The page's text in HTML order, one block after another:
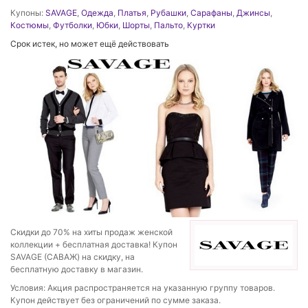
Купоны: SAVAGE, Одежда, Платья, Рубашки, Сарафаны, Джинсы,
Костюмы, Футболки, Юбки, Шорты, Пальто, Куртки
Срок истек, но может ещё действовать
Скидки до 70% на хиты продаж женской
коллекции + бесплатная доставка! Купон
SAVAGE (САВАЖ) на скидку, на
бесплатную доставку в магазин.
Условия: Акция распространяется на указанную группу товаров.
Купон действует без ограничений по сумме заказа.